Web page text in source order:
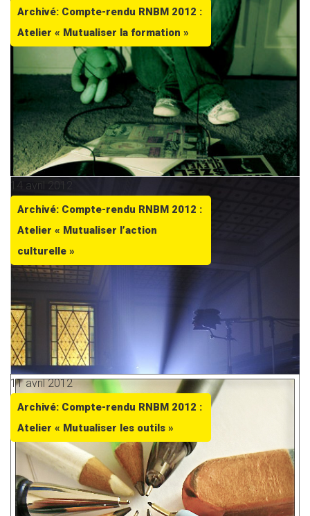
Archivé: Compte-rendu RNBM 2012 :
Atelier « Mutualiser la formation »
14 avril 2012
Archivé: Compte-rendu RNBM 2012 :
Atelier « Mutualiser l’action
culturelle »
11 avril 2012
Archivé: Compte-rendu RNBM 2012 :
Atelier « Mutualiser les outils »